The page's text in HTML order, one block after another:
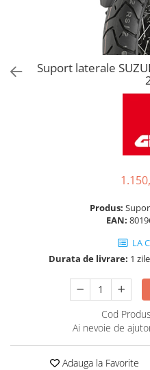
Suport laterale
Produs:
EAN:
LA
Durata de livrare: 1
Cod
Ai nevoie de
Adauga la Favorite